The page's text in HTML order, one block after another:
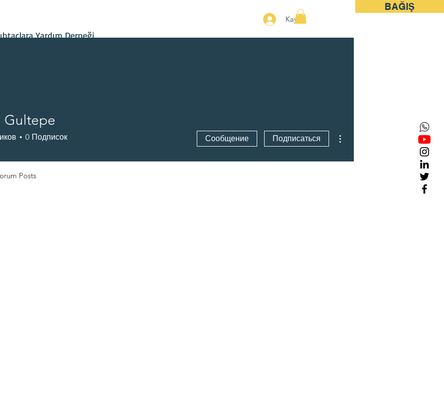
BAĞIŞ
Kayıt
Yardım Derneği
Gultepe
0 Подписок Сообщение Подписаться
Posts